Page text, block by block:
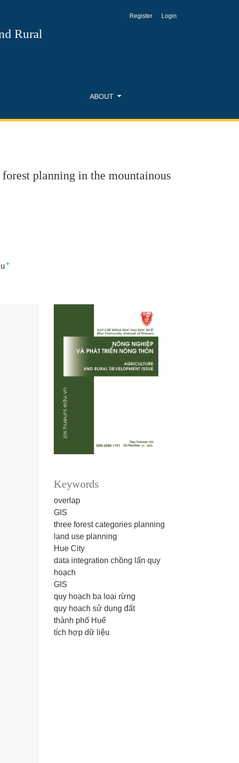
area of Hue city
Rural
ABOUT
Register Login
planning in the mountainous
+
Keywords
overlap
GIS
three forest categories planning
land use planning
Hue City
data integration chồng lấn quy
hoạch
GIS
quy hoạch ba loại rừng
quy hoạch sử dụng đất
thành phố Huế
tích hợp dữ liệu